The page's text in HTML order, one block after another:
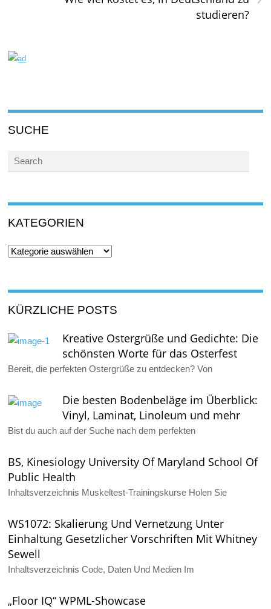
studieren?
SUCHE
KATEGORIEN
Kategorien
KÜRZLICHE POSTS
Kreative Ostergrüße und Gedichte: Die
schönsten Worte für das Osterfest
Bereit, die perfekten Ostergrüße zu entdecken? Von
Die besten Bodenbeläge im Überblick:
Vinyl, Laminat, Linoleum und mehr
Bist du auch auf der Suche nach dem perfekten
BS, Kinesiology University Of Maryland School Of
Public Health
Inhaltsverzeichnis Muskeltest-Trainingskurse Holen Sie
WS1072: Skalierung Und Vernetzung Unter
Einhaltung Gesetzlicher Vorschriften Mit Whitney
Sewell
Inhaltsverzeichnis Code, Daten Und Medien Im
„Floor IQ“ WPML-Showcase